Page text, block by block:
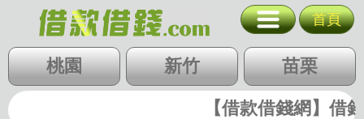
業界最低 35
首頁
桃園 新竹 苗栗
北北基 桃竹苗 中彰投
快速借錢
【借款借錢網】借錢|
台北 新北
基隆
苗栗